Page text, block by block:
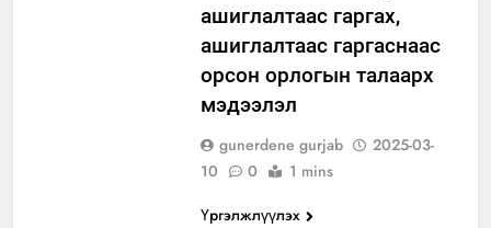
ашиглалтаас гаргах,
ашиглалтаас гаргаснаас
орсон орлогын талаарх
мэдээлэл
gunerdene gurjab
2025-03-
10
0
1 mins
Үргэлжлүүлэх